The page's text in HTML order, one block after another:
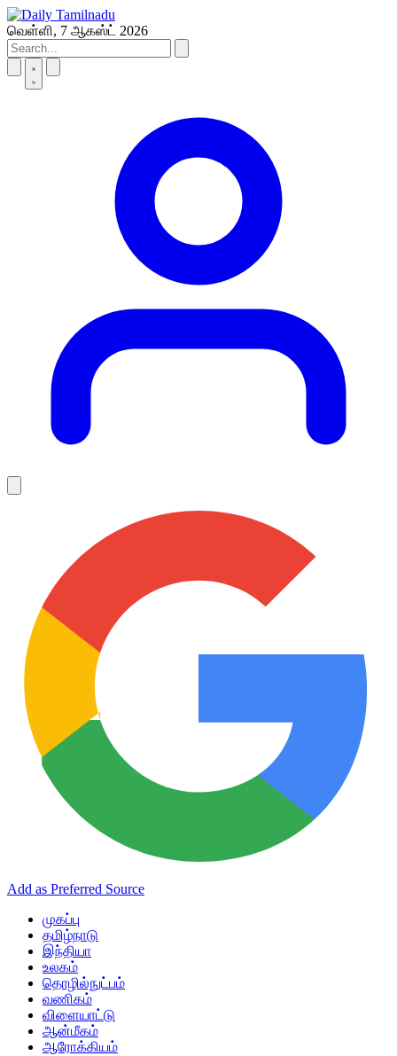
Skip
to
content
வெள்ளி, 7 ஆகஸ்ட் 2026
Add as Preferred Source
முகப்பு
தமிழ்நாடு
இந்தியா
உலகம்
தொழில்நுட்பம்
வணிகம்
விளையாட்டு
ஆன்மீகம்
ஆரோக்கியம்